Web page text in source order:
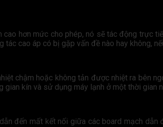
hơn mức cho phép, nó sẽ tác động trực
cao áp có bị gặp vấn đề nào hay không,
chậm hoặc không tản được nhiệt ra bên
kín và sử dụng máy lạnh ở một thời gian
đến mất kết nối giữa các board mạch dẫn